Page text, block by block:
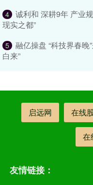
4
诚利和 深耕9年 产业
现实之都”
5
融亿操盘 “科技界春
白来”
启远网 在线
在
友情链接：